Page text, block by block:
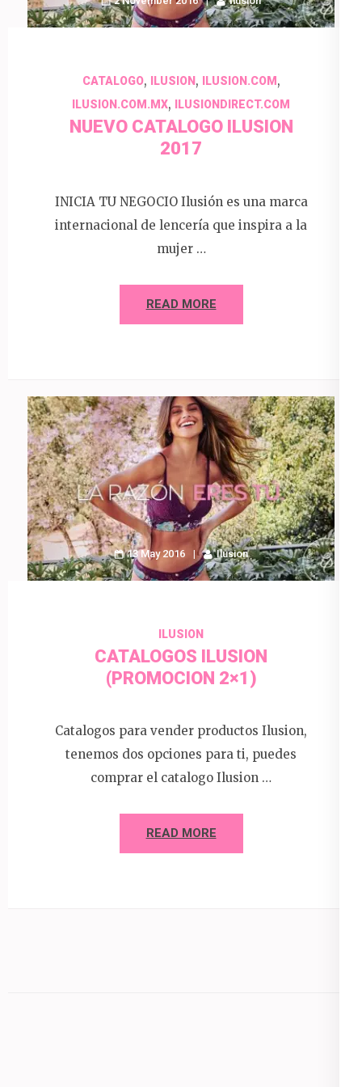
CATALOGO, ILUSION, ILUSION.COM ,
ILUSION.COM.MX, ILUSIONDIRECT.COM
NUEVO CATALOGO ILUSION
2017
INICIA TU NEGOCIO Ilusión es una marca
internacional de lencería que inspira a la
mujer …
READ MORE
13 May 2016 Ilusion
ILUSION
CATALOGOS ILUSION
(PROMOCION 2×1)
Catalogos para vender productos Ilusion,
tenemos dos opciones para ti, puedes
comprar el catalogo Ilusion …
READ MORE